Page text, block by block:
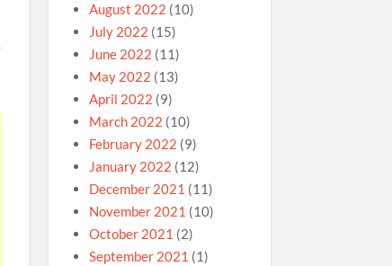
August 2022 (10)
July 2022 (15)
June 2022 (11)
May 2022 (13)
April 2022 (9)
March 2022 (10)
February 2022 (9)
January 2022 (12)
December 2021 (11)
November 2021 (10)
October 2021 (2)
September 2021 (1)